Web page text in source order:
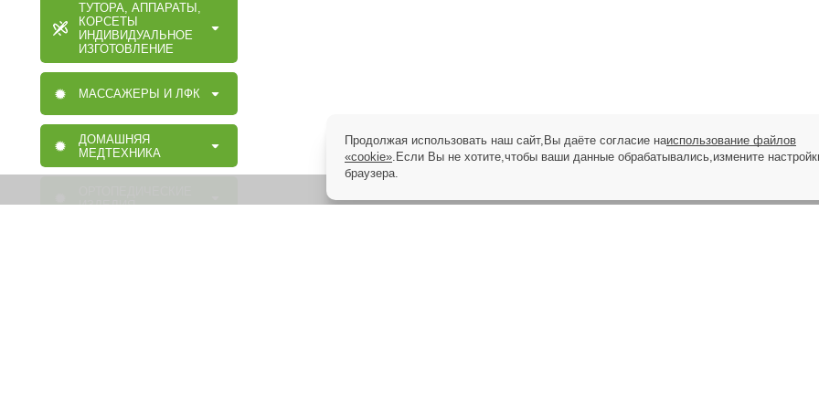
ТУТОРА, АППАРАТЫ,
КОРСЕТЫ
ИНДИВИДУАЛЬНОЕ
ИЗГОТОВЛЕНИЕ
МАССАЖЕРЫ И ЛФК
ДОМАШНЯЯ
МЕДТЕХНИКА
ИЗДЕЛИЯ
Продолжая использовать наш сайт,Вы даёте согласие наиспользование файлов
«cookie».Если Вы не хотите,чтобы ваши данные обрабатывались,измените
браузера.